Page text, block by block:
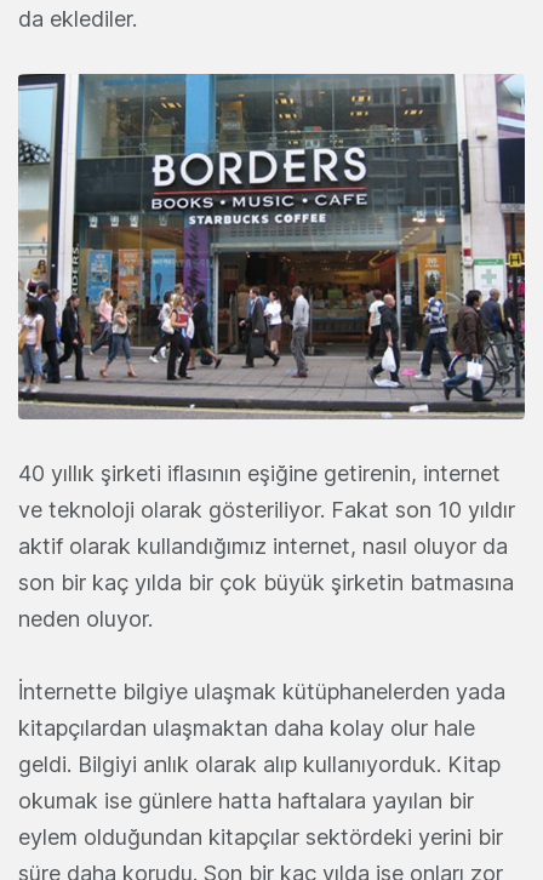
da eklediler.
40 yıllık şirketi iflasının eşiğine getirenin, internet
ve teknoloji olarak gösteriliyor. Fakat son 10 yıldır
aktif olarak kullandığımız internet, nasıl oluyor da
son bir kaç yılda bir çok büyük şirketin batmasına
neden oluyor.
İnternette bilgiye ulaşmak kütüphanelerden yada
kitapçılardan ulaşmaktan daha kolay olur hale
geldi. Bilgiyi anlık olarak alıp kullanıyorduk. Kitap
okumak ise günlere hatta haftalara yayılan bir
eylem olduğundan kitapçılar sektördeki yerini bir
süre daha korudu. Son bir kaç yılda ise onları zor